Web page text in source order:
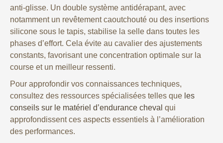
anti-glisse. Un double système antidérapant, avec
notamment un revêtement caoutchouté ou des insertions
silicone sous le tapis, stabilise la selle dans toutes les
phases d’effort. Cela évite au cavalier des ajustements
constants, favorisant une concentration optimale sur la
course et un meilleur ressenti.
Pour approfondir vos connaissances techniques,
consultez des ressources spécialisées telles que les
conseils sur le matériel d’endurance cheval qui
approfondissent ces aspects essentiels à l’amélioration
des performances.